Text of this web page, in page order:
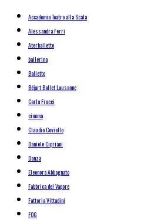
Accademia Teatro alla Scala
Alessandra Ferri
Aterballetto
ballerina
Balletto
Béjart Ballet Lausanne
Carla Fracci
cinema
Claudio Coviello
Daniele Cipriani
Danza
Eleonora Abbagnato
Fabbrica del Vapore
Fattoria Vittadini
FOG